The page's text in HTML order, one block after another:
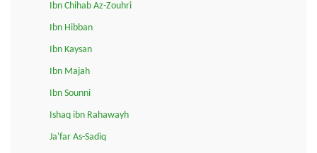
Ibn Chihab Az-Zouhri
Ibn Hibban
Ibn Kaysan
Ibn Majah
Ibn Sounni
Ishaq ibn Rahawayh
Ja'far As-Sadiq